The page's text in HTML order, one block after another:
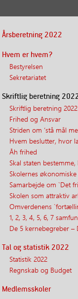
Årsberetning 2022
Hvem er hvem?
Bestyrelsen
Sekretariatet
Skriftlig beretning
Skriftlig beretning
Frihed og Ansvar
Striden om ‘stå mål
Hvem beslutter, hvor
Åh frihed
Skal staten
Skolernes
Samarbejde om `Det
Skolen som attraktiv
Omverdenens
1, 2, 3, 4, 5, 6, 7
De 5 kernebegreber –
Tal og statistik 2022
Statistik 2022
Regnskab og Budget
Medlemsskoler